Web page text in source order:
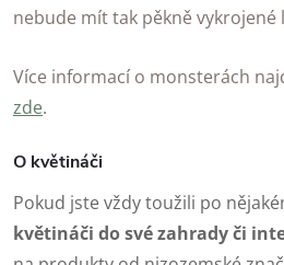
nebude mít tak pěkně vykrojené
Více informací o monsterách
zde.
O květináči
Pokud jste vždy toužili po
květináči do své zahrady či